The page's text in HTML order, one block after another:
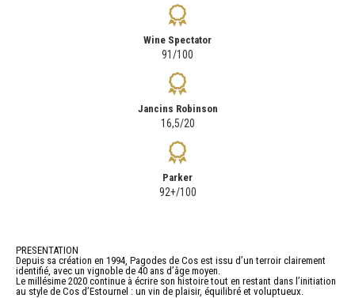
Wine Spectator
91/100
Jancins Robinson
16,5/20
Parker
92+/100
PRESENTATION
Depuis sa création en 1994, Pagodes de Cos est issu d’un terroir clairement
identifié, avec un vignoble de 40 ans d’âge moyen.
Le millésime 2020 continue à écrire son histoire tout en restant dans l’initiation
au style de Cos d’Estournel : un vin de plaisir, équilibré et voluptueux.